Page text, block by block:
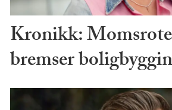
Kronikk:
bremser